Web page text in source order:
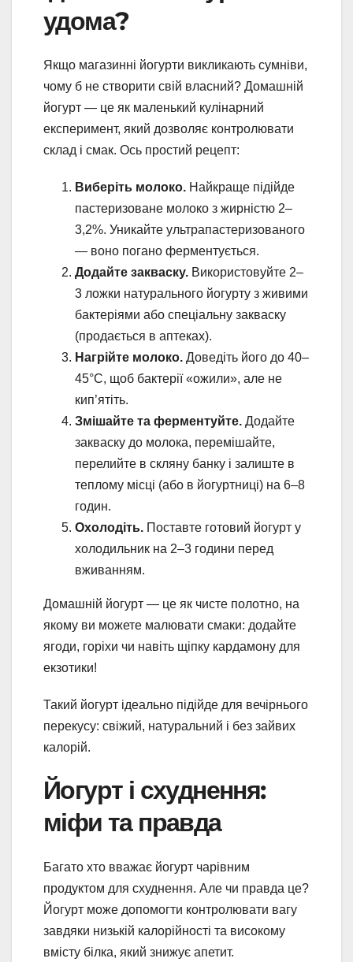
удома?
Якщо магазинні йогурти викликають сумніви,
чому б не створити свій власний? Домашній
йогурт — це як маленький кулінарний
експеримент, який дозволяє контролювати
склад і смак. Ось простий рецепт:
Виберіть молоко. Найкраще підійде
пастеризоване молоко з жирністю 2–
3,2%. Уникайте ультрапастеризованого
— воно погано ферментується.
Додайте закваску. Використовуйте 2–
3 ложки натурального йогурту з живими
бактеріями або спеціальну закваску
(продається в аптеках).
Нагрійте молоко. Доведіть його до 40–
45°C, щоб бактерії «ожили», але не
кип’ятіть.
Змішайте та ферментуйте. Додайте
закваску до молока, перемішайте,
перелийте в скляну банку і залиште в
теплому місці (або в йогуртниці) на 6–8
годин.
Охолодіть. Поставте готовий йогурт у
холодильник на 2–3 години перед
вживанням.
Домашній йогурт — це як чисте полотно, на
якому ви можете малювати смаки: додайте
ягоди, горіхи чи навіть щіпку кардамону для
екзотики!
Такий йогурт ідеально підійде для вечірнього
перекусу: свіжий, натуральний і без зайвих
калорій.
Йогурт і схуднення:
міфи та правда
Багато хто вважає йогурт чарівним
продуктом для схуднення. Але чи правда це?
Йогурт може допомогти контролювати вагу
завдяки низькій калорійності та високому
вмісту білка, який знижує апетит.